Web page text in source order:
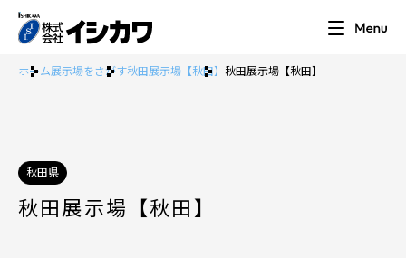
ホーム展示場をさがす秋田展示場【秋田】 秋田展示場【秋田】
秋田県
秋田展示場【秋田】